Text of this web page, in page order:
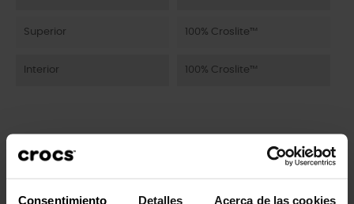
Consentimiento Detalles Acerca de las cookies
Superior 100% Croslite™
Interior 100% Croslite™
Los clientes que compraron este
producto también han comprado: